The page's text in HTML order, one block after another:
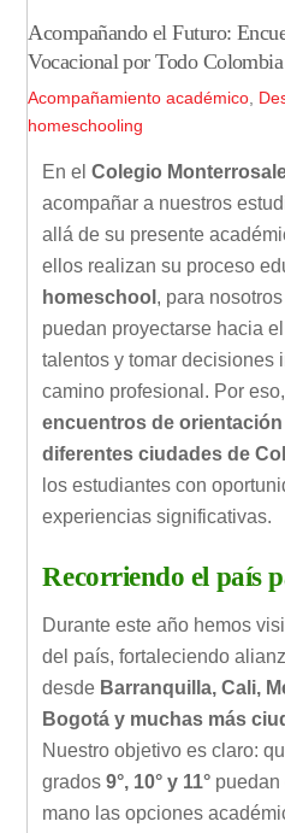
Acompañando el Futuro:
Vocacional por Todo Colombia
Acompañamiento académico
homeschooling
En elColegio
acompañar a nuestros
allá de su presente
ellos realizan su proceso
homeschool , para
puedan proyectarse hacia
talentos y tomar decisiones
camino profesional. Por
encuentros de
diferentes ciudades de
los estudiantes con
experiencias significativas.
Recorriendo el país
Durante este año hemos
del país, fortaleciendo
desde Barranquilla, Cali,
Bogotá y muchas más
Nuestro objetivo es claro:
grados9°, 10° y 11° puedan
mano las opciones